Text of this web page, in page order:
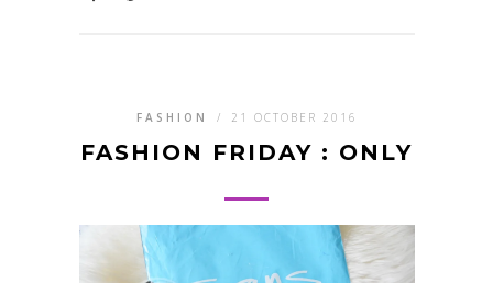
FASHION / 21 OCTOBER 2016
FASHION FRIDAY : ONLY